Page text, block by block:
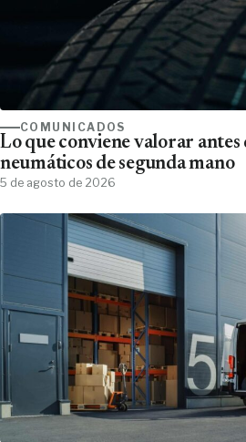
COMUNICADOS
Lo que conviene valorar antes
neumáticos de segunda mano
5 de agosto de 2026